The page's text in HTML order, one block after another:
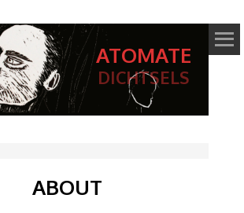
ATOMATE
DICHTSELS
ABOUT